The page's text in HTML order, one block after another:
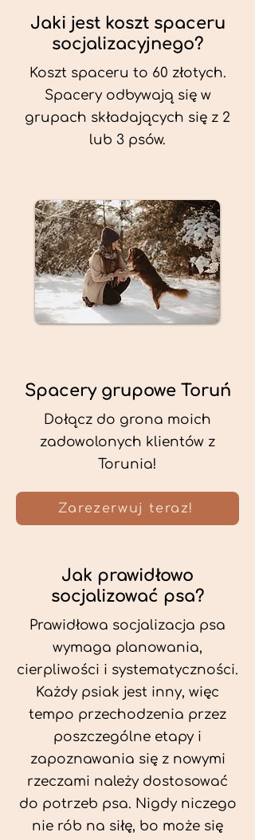
Jaki jest koszt spaceru
socjalizacyjnego?
Koszt spaceru to 60 złotych.
Spacery odbywają się w
grupach składających się z 2
lub 3 psów.
Spacery grupowe Toruń
Dołącz do grona moich
zadowolonych klientów z
Torunia!
Zarezerwuj teraz!
Jak prawidłowo
socjalizować psa?
Prawidłowa socjalizacja psa
wymaga planowania,
cierpliwości i systematyczności.
Każdy psiak jest inny, więc
tempo przechodzenia przez
poszczególne etapy i
zapoznawania się z nowymi
rzeczami należy dostosować
do potrzeb psa. Nigdy niczego
nie rób na siłę, bo może się